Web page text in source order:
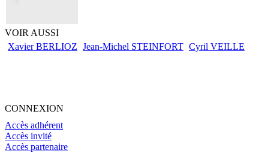
VOIR AUSSI
Xavier BERLIOZ Jean-Michel STEINFORT Cyril VEILLE
CONNEXION
Accès adhérent
Accès invité
Accès partenaire